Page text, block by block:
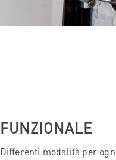
FUNZIONALE
Differenti modalità per